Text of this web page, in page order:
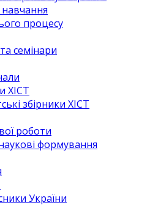
процесу
семінари
ХІСТ
збірники ХІСТ
роботи
формування
України